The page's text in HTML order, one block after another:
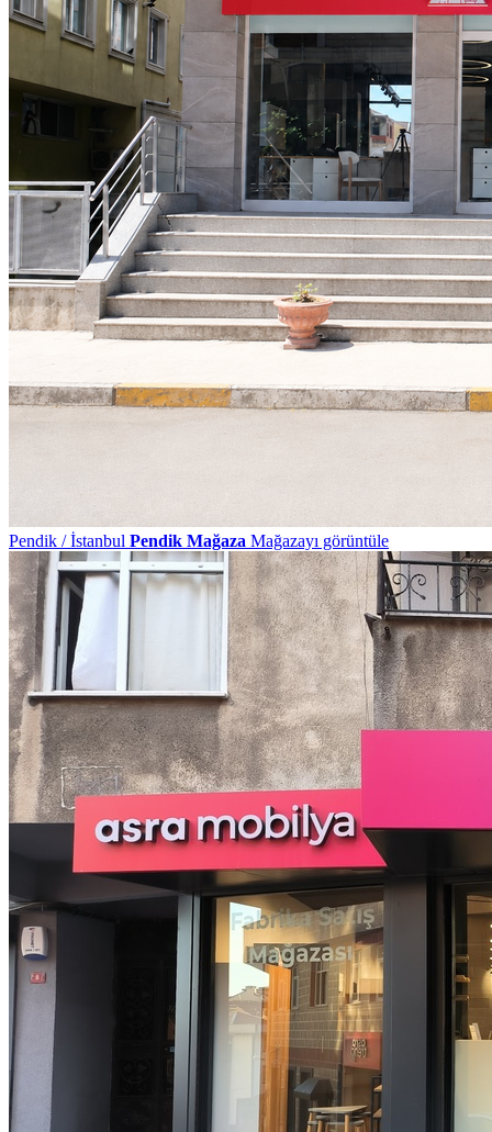
Pendik / İstanbul Pendik Mağaza Mağazayı görüntüle